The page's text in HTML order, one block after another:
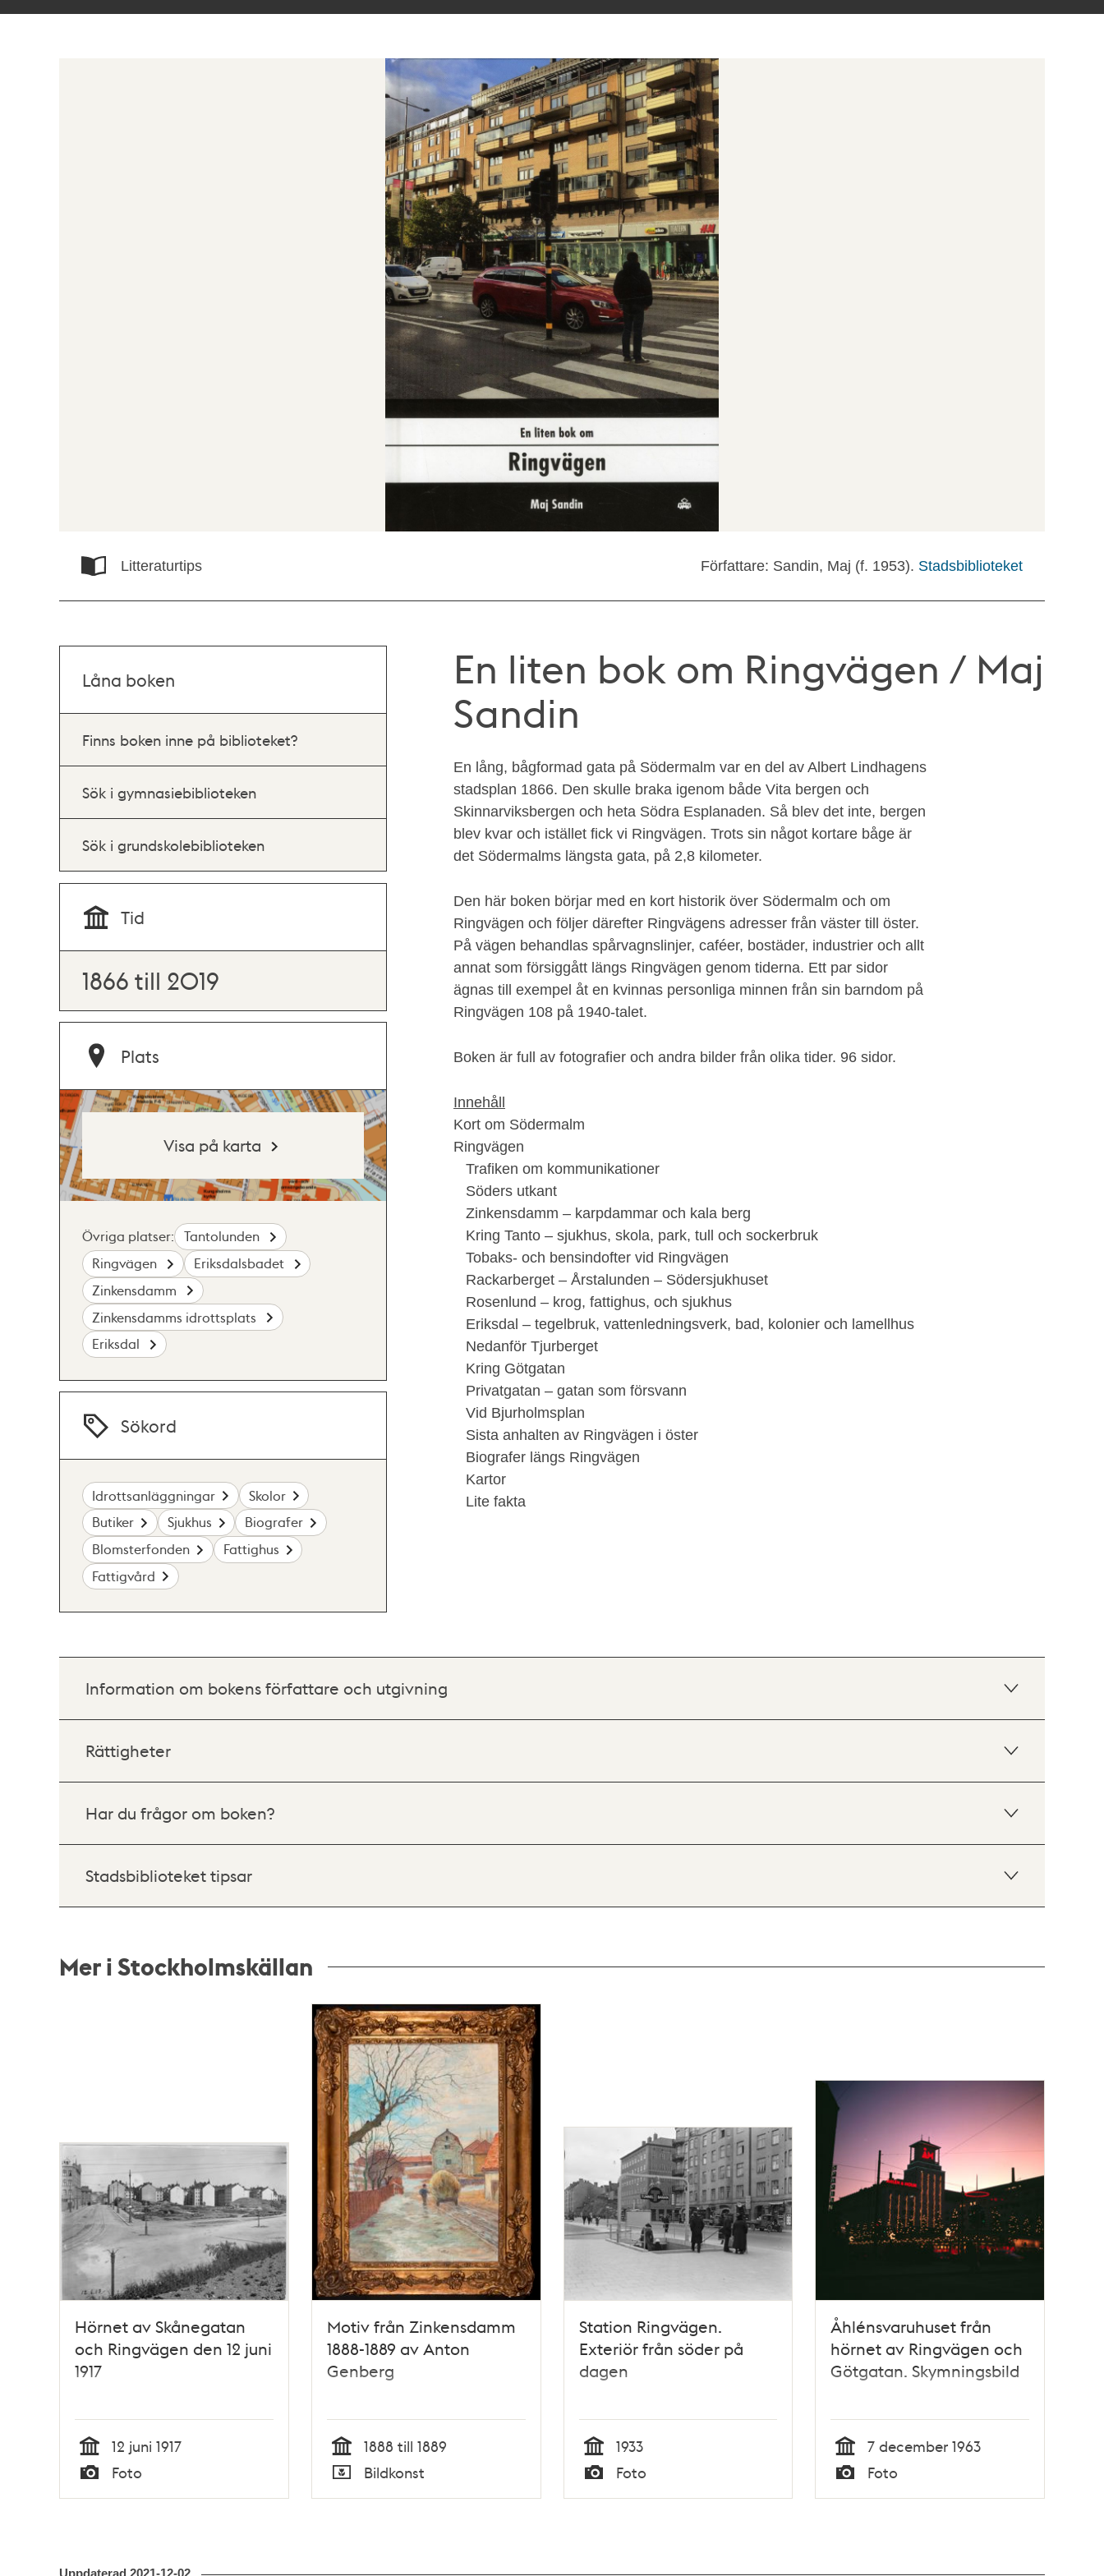
Litteraturtips Författare: Sandin, Maj (f. 1953). Stadsbiblioteket
En liten bok om Ringvägen / Maj
Sandin
En lång, bågformad gata på Södermalm var en del av Albert Lindhagens
stadsplan 1866. Den skulle braka igenom både Vita bergen och
Skinnarviksbergen och heta Södra Esplanaden. Så blev det inte, bergen
blev kvar och istället fick vi Ringvägen. Trots sin något kortare båge är
det Södermalms längsta gata, på 2,8 kilometer.
Den här boken börjar med en kort historik över Södermalm och om
Ringvägen och följer därefter Ringvägens adresser från väster till öster.
På vägen behandlas spårvagnslinjer, caféer, bostäder, industrier och allt
annat som försiggått längs Ringvägen genom tiderna. Ett par sidor
ägnas till exempel åt en kvinnas personliga minnen från sin barndom på
Ringvägen 108 på 1940-talet.
Boken är full av fotografier och andra bilder från olika tider. 96 sidor.
Innehåll
Kort om Södermalm
Ringvägen
Trafiken om kommunikationer
Söders utkant
Zinkensdamm – karpdammar och kala berg
Kring Tanto – sjukhus, skola, park, tull och sockerbruk
Tobaks- och bensindofter vid Ringvägen
Rackarberget – Årstalunden – Södersjukhuset
Rosenlund – krog, fattighus, och sjukhus
Eriksdal – tegelbruk, vattenledningsverk, bad, kolonier och lamellhus
Nedanför Tjurberget
Kring Götgatan
Privatgatan – gatan som försvann
Vid Bjurholmsplan
Sista anhalten av Ringvägen i öster
Biografer längs Ringvägen
Kartor
Lite fakta
Låna boken
Finns boken inne på biblioteket?
Sök i gymnasiebiblioteken
Sök i grundskolebiblioteken
Tid
1866 till 2019
Plats
Visa på karta
Övriga platser:
Tantolunden
Ringvägen
Eriksdalsbadet
Zinkensdamm
Zinkensdamms idrottsplats
Eriksdal
Sökord
Idrottsanläggningar
Skolor
Butiker
Sjukhus
Biografer
Blomsterfonden
Fattighus
Fattigvård
Information om bokens författare och utgivning
Rättigheter
Har du frågor om boken?
Stadsbiblioteket tipsar
Mer i Stockholmskällan
Hörnet av Skånegatan
och Ringvägen den 12 juni
1917
Tid
12 juni 1917
Typ
Foto
Motiv från Zinkensdamm
1888-1889 av Anton
Genberg
Tid
1888 till 1889
Typ
Bildkonst
Station Ringvägen.
Exteriör från söder på
dagen
Tid
1933
Typ
Foto
Åhlénsvaruhuset från
hörnet av Ringvägen och
Götgatan. Skymningsbild
Tid
7 december 1963
Typ
Foto